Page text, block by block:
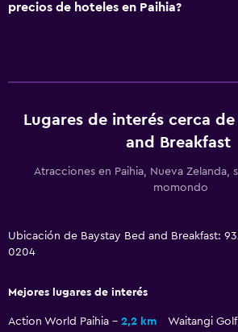
precios de hoteles en Paihia?
Lugares de interés cerca de
and Breakfast
Atracciones en Paihia, Nueva Zelanda,
momondo
Ubicación de Baystay Bed and Breakfast:
0204
Mejores lugares de interés
Action World Paihia 2,2 km Waitangi